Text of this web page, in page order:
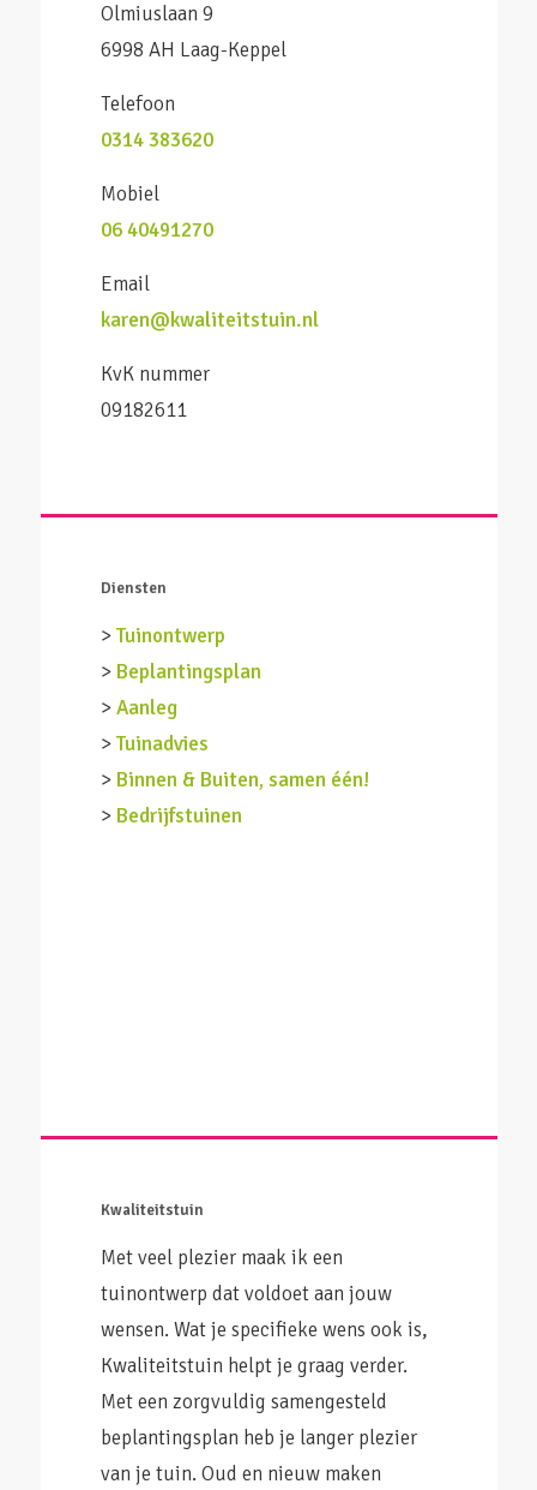
Olmiuslaan 9
6998 AH Laag-Keppel
Telefoon
0314 383620
Mobiel
06 40491270
Email
karen@kwaliteitstuin.nl
KvK nummer
09182611
Diensten
>Tuinontwerp
> Beplantingsplan
>Aanleg
>Tuinadvies
> Binnen & Buiten, samen één!
> Bedrijfstuinen
Kwaliteitstuin
Met veel plezier maak ik een
tuinontwerp dat voldoet aan jouw
wensen. Wat je specifieke wens ook is,
Kwaliteitstuin helpt je graag verder.
Met een zorgvuldig samengesteld
beplantingsplan heb je langer plezier
van je tuin. Oud en nieuw maken